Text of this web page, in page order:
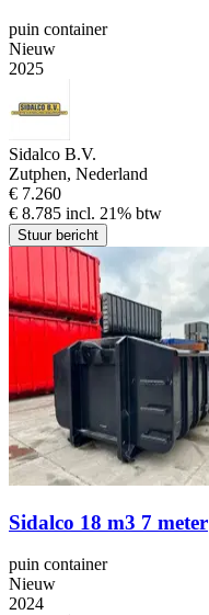
puin container
Nieuw
2025
Sidalco B.V.
Zutphen, Nederland
€ 7.260
€ 8.785 incl. 21% btw
Stuur bericht
Sidalco 18 m3 7 meter
puin container
Nieuw
2024